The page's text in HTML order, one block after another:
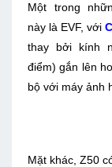
Một trong
này là EVF, với
thay bởi kính
điểm) gắn lên
bộ với máy ảnh
Mặt khác, Z50